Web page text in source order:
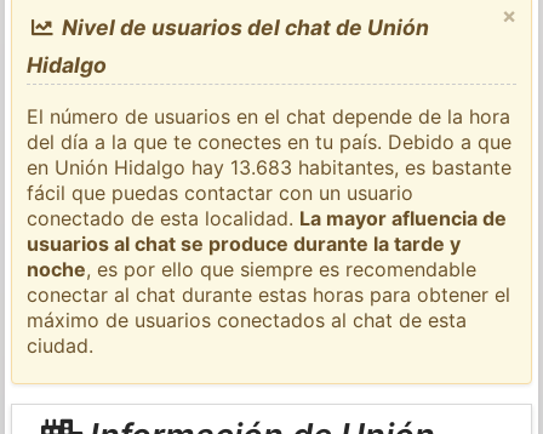
×
Nivel de usuarios del chat de Unión
Hidalgo
El número de usuarios en el chat depende de la hora
del día a la que te conectes en tu país. Debido a que
en Unión Hidalgo hay 13.683 habitantes, es bastante
fácil que puedas contactar con un usuario
conectado de esta localidad. La mayor afluencia de
usuarios al chat se produce durante la tarde y
noche, es por ello que siempre es recomendable
conectar al chat durante estas horas para obtener el
máximo de usuarios conectados al chat de esta
ciudad.